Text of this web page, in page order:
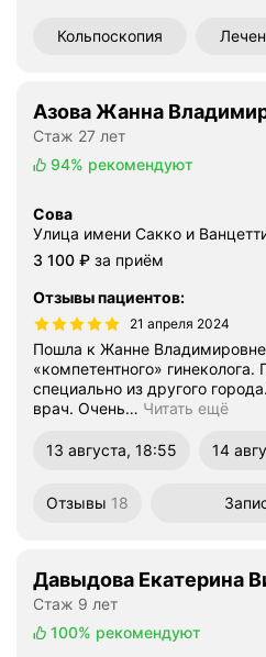
Кольпоскопия
Азова Жанна
Стаж 27 лет
94% рекомендуют
Сова
Улица имени Сакко и
Цена
3100
3 100 ₽ за приём
Отзывы пациентов:
21 апреля 2024
Пошла к Жанне Владимировне
«компетентного» гинеколога. Приехала к ней
специально из другого
врач. Очень… Читать ещё
13 августа, 18:55 14
Отзывы 18
Давыдова Екатерина
Стаж 9 лет
100% рекомендуют